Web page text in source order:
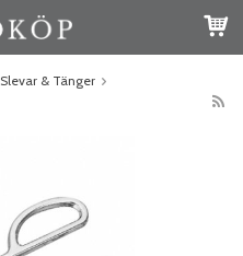
Slevar & Tänger